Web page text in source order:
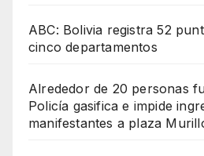
ABC: Bolivia registra 52
cinco departamentos
Alrededor de 20 personas
Policía gasifica e impide
manifestantes a plaza